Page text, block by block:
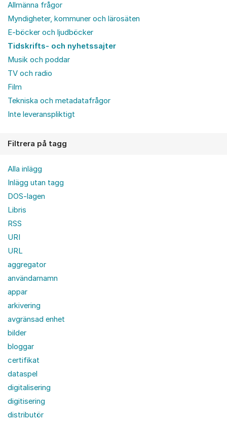
Allmänna frågor
Myndigheter, kommuner och lärosäten
E-böcker och ljudböcker
Tidskrifts- och nyhetssajter
Musik och poddar
TV och radio
Film
Tekniska och metadatafrågor
Inte leveranspliktigt
Filtrera på tagg
Alla inlägg
Inlägg utan tagg
DOS-lagen
Libris
RSS
URI
URL
aggregator
användarnamn
appar
arkivering
avgränsad enhet
bilder
bloggar
certifikat
dataspel
digitalisering
digitisering
distributör